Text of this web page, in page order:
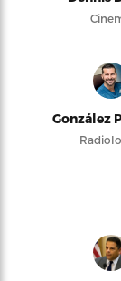
González